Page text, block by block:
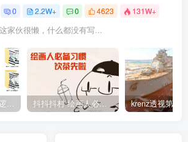
0 2.2W+ 0 4623 131W+
这家伙很懒，什么都没有写...
管郁生油画侠造型逻辑班第一期2019年5月【高清不缺课】 抖抖抖村 绘画人必备习惯2020【画质不错】